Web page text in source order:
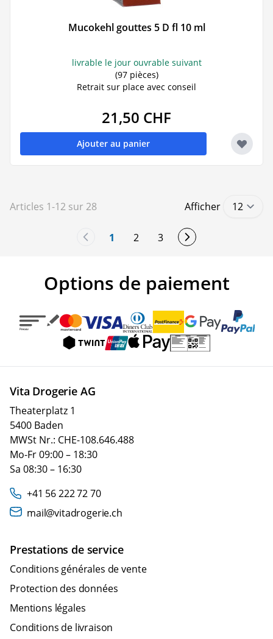
Mucokehl gouttes 5 D fl 10 ml
livrable le jour ouvrable suivant
(97 pièces)
Retrait sur place avec conseil
21,50 CHF
Ajouter au panier
Articles 1-12 sur 28
You're currently reading page
1 Page
2 Page
3
Afficher
Options de paiement
Vita Drogerie AG
Theaterplatz 1
5400 Baden
MWSt Nr.: CHE-108.646.488
Mo-Fr 09:00 – 18:30
Sa 08:30 – 16:30
+41 56 222 72 70
mail@vitadrogerie.ch
Prestations de service
Conditions générales de vente
Protection des données
Mentions légales
Conditions de livraison